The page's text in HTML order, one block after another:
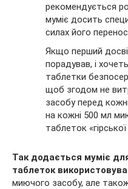
рекомендується
муміє досить
силах його
Якщо перший
порадував, і
таблетки
щоб згодом не
засобу перед
на кожні 500 мл
таблеток
Так додається муміє
таблеток
миючого засобу, але